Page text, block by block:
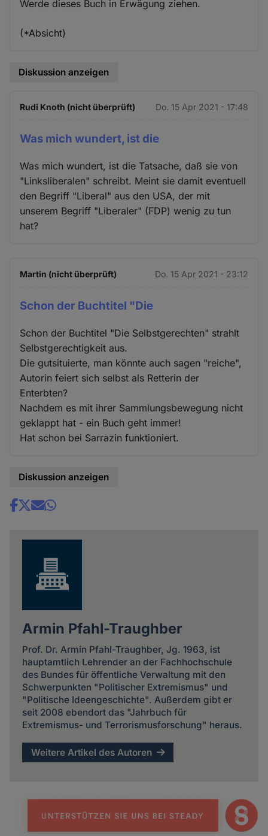
Werde dieses Buch in Erwägung ziehen.
(*Absicht)
Diskussion anzeigen
Rudi Knoth (nicht überprüft) Do. 15 Apr 2021 - 17:48
Was mich wundert, ist die
Was mich wundert, ist die Tatsache, daß sie von
"Linksliberalen" schreibt. Meint sie damit eventuell
den Begriff "Liberal" aus den USA, der mit
unserem Begriff "Liberaler" (FDP) wenig zu tun
hat?
Martin (nicht überprüft) Do. 15 Apr 2021 - 23:12
Schon der Buchtitel "Die
Schon der Buchtitel "Die Selbstgerechten" strahlt
Selbstgerechtigkeit aus.
Die gutsituierte, man könnte auch sagen "reiche",
Autorin feiert sich selbst als Retterin der
Enterbten?
Nachdem es mit ihrer Sammlungsbewegung nicht
geklappt hat - ein Buch geht immer!
Hat schon bei Sarrazin funktioniert.
Diskussion anzeigen
Share
Armin Pfahl-Traughber
Prof. Dr. Armin Pfahl-Traughber, Jg. 1963, ist
hauptamtlich Lehrender an der Fachhochschule
des Bundes für öffentliche Verwaltung mit den
Schwerpunkten "Politischer Extremismus" und
"Politische Ideengeschichte". Außerdem gibt er
seit 2008 ebendort das "Jahrbuch für
Extremismus- und Terrorismusforschung" heraus.
Weitere Artikel des Autoren